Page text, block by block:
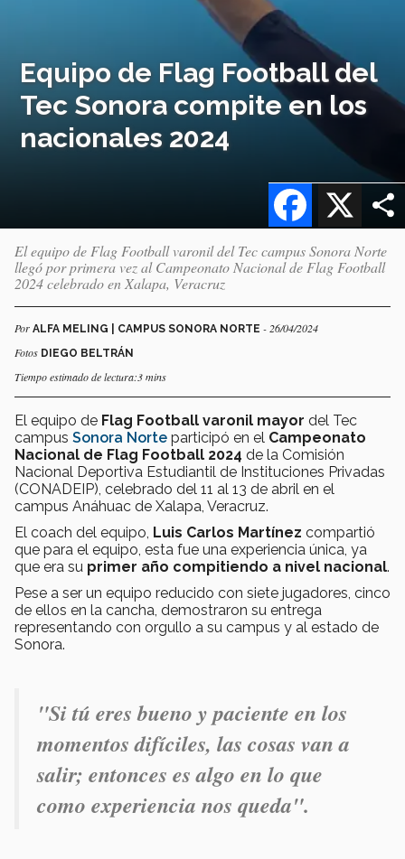
Equipo de Flag Football del
Tec Sonora compite en los
nacionales 2024
X
Facebook
El equipo de Flag Football varonil del Tec campus Sonora Norte
llegó por primera vez al Campeonato Nacional de Flag Football
2024 celebrado en Xalapa, Veracruz
Por ALFA MELING | CAMPUS SONORA NORTE - 26/04/2024
Fotos DIEGO BELTRÁN
Tiempo estimado de lectura:3 mins
El equipo de Flag Football varonil mayor del Tec
campus Sonora Norte participó en el Campeonato
Nacional de Flag Football 2024 de la Comisión
Nacional Deportiva Estudiantil de Instituciones Privadas
(CONADEIP), celebrado del 11 al 13 de abril en el
campus Anáhuac de Xalapa, Veracruz.
El coach del equipo, Luis Carlos Martínez compartió
que para el equipo, esta fue una experiencia única, ya
que era su primer año compitiendo a nivel nacional.
Pese a ser un equipo reducido con siete jugadores, cinco
de ellos en la cancha, demostraron su entrega
representando con orgullo a su campus y al estado de
Sonora.
"Si tú eres bueno y paciente en los
momentos difíciles, las cosas van a
salir; entonces es algo en lo que
como experiencia nos queda".